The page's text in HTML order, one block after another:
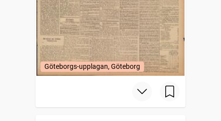
Göteborgs-upplagan, Göteborg